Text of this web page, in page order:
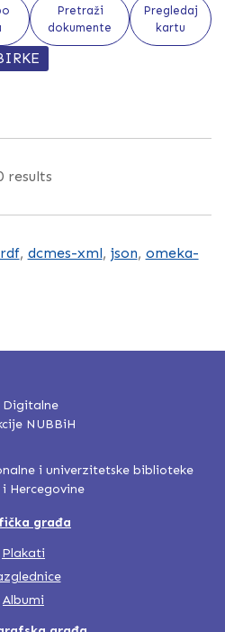
Pretraži
dokumente
Pregledaj
kartu
results
, dcmes-xml, json, omeka-
i univerzitetske biblioteke
i Hercegovine
građa
Plakati
Albumi